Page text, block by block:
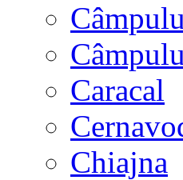
Caracal
Chiajna